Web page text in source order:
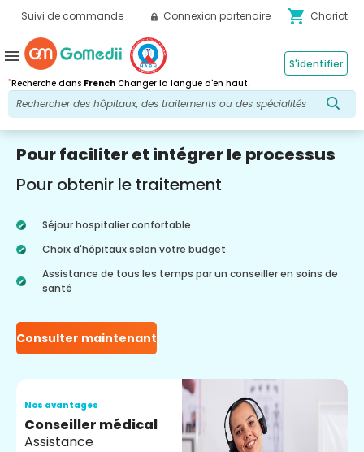
Suivi de commande Connexion partenaire shopping_cart Chariot
*Recherche dans French Changer la langue d'en haut.
S'identifier
menu
Pour faciliter et intégrer le processus
Pour obtenir le traitement
Séjour hospitalier confortable
Choix d'hôpitaux selon votre budget
Assistance de tous les temps par un conseiller en soins de
santé
Consulter maintenant
Nos avantages
Conseiller médical
Assistance